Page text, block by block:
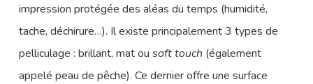
impression protégée des aléas du temps (humidité,
tache, déchirure…). Il existe principalement 3 types de
pelliculage : brillant, mat ou soft touch (également
appelé peau de pêche). Ce dernier offre une surface